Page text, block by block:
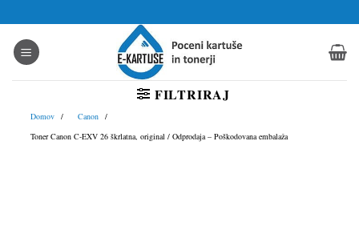
na
vsebino
FILTRIRAJ
Domov
Canon
Toner Canon C-EXV 26 škrlatna, original / Odprodaja – Poškodovana embalaža